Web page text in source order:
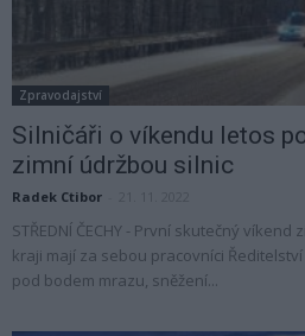
Zpravodajství
Silničáři o víkendu letos
zimní údržbou silnic
Radek Ctibor
STŘEDNÍ ČECHY - První skutečný
kraji mají za sebou pracovníci
pod bodem mrazu, sněžení...